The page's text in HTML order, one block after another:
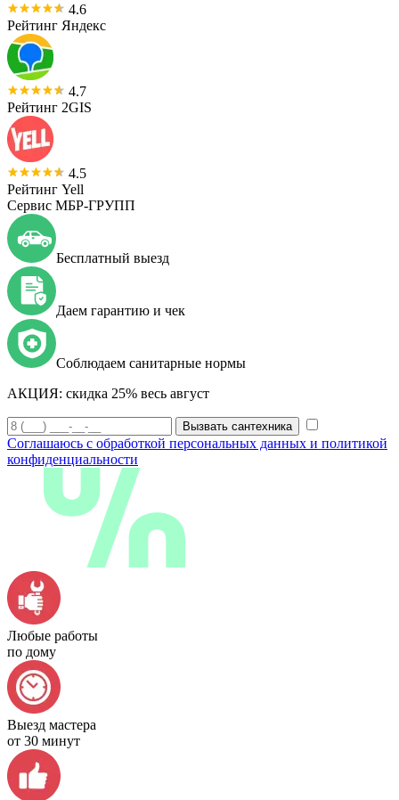
4.6
Рейтинг Яндекс
4.7
Рейтинг 2GIS
4.5
Рейтинг Yell
Сервис МБР-ГРУПП
Бесплатный выезд
Даем гарантию и чек
Соблюдаем санитарные нормы
АКЦИЯ: скидка 25% весь август
Вызвать сантехника
Соглашаюсь с обработкой персональных данных и политикой
конфиденциальности
Любые работы
по дому
Выезд мастера
от 30 минут